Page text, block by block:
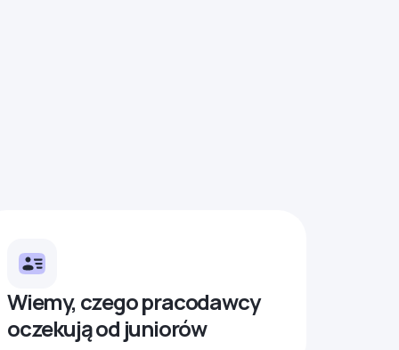
Wiemy, czego pracodawcy
oczekują od juniorów